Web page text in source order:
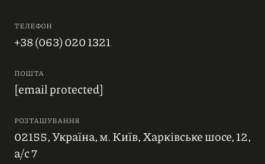
ТЕЛЕФОН
+38 (063) 020 1321
ПОШТА
[email protected]
РОЗТАШУВАННЯ
02155, Україна, м. Київ, Харківське шосе, 12,
а/с 7